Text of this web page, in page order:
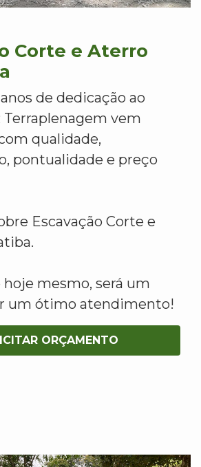
Corte e Aterro
de dedicação ao
Terraplenagem vem
qualidade,
pontualidade e preço
Escavação Corte e
hoje mesmo, será um
um ótimo atendimento!
ORÇAMENTO